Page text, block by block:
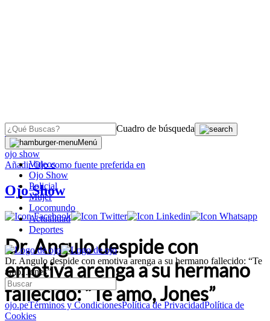
Cuadro de búsqueda
Menú
Videos
Ojo Show
Policial
Mujer
Locomundo
Actualidad
Deportes
Dr. Angulo despide con emotiva arenga a su hermano fallecido: “Te
amo, Jones”
ojo.peTérminos y CondicionesPolítica de PrivacidadPolítica de
Cookies
OJO
ojo show
AñadirOjocomo fuente preferida en
Ojo Show
Dr. Angulo despide con
emotiva arenga a su hermano
fallecido: “Te amo, Jones”